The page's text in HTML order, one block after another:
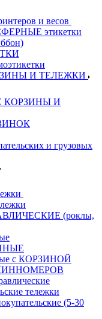
и весов
этикетки
И ТЕЛЕЖКИ
КОРЗИНЫ И
и грузовых
(роклы,
с КОРЗИНОЙ
тележки
(5-30